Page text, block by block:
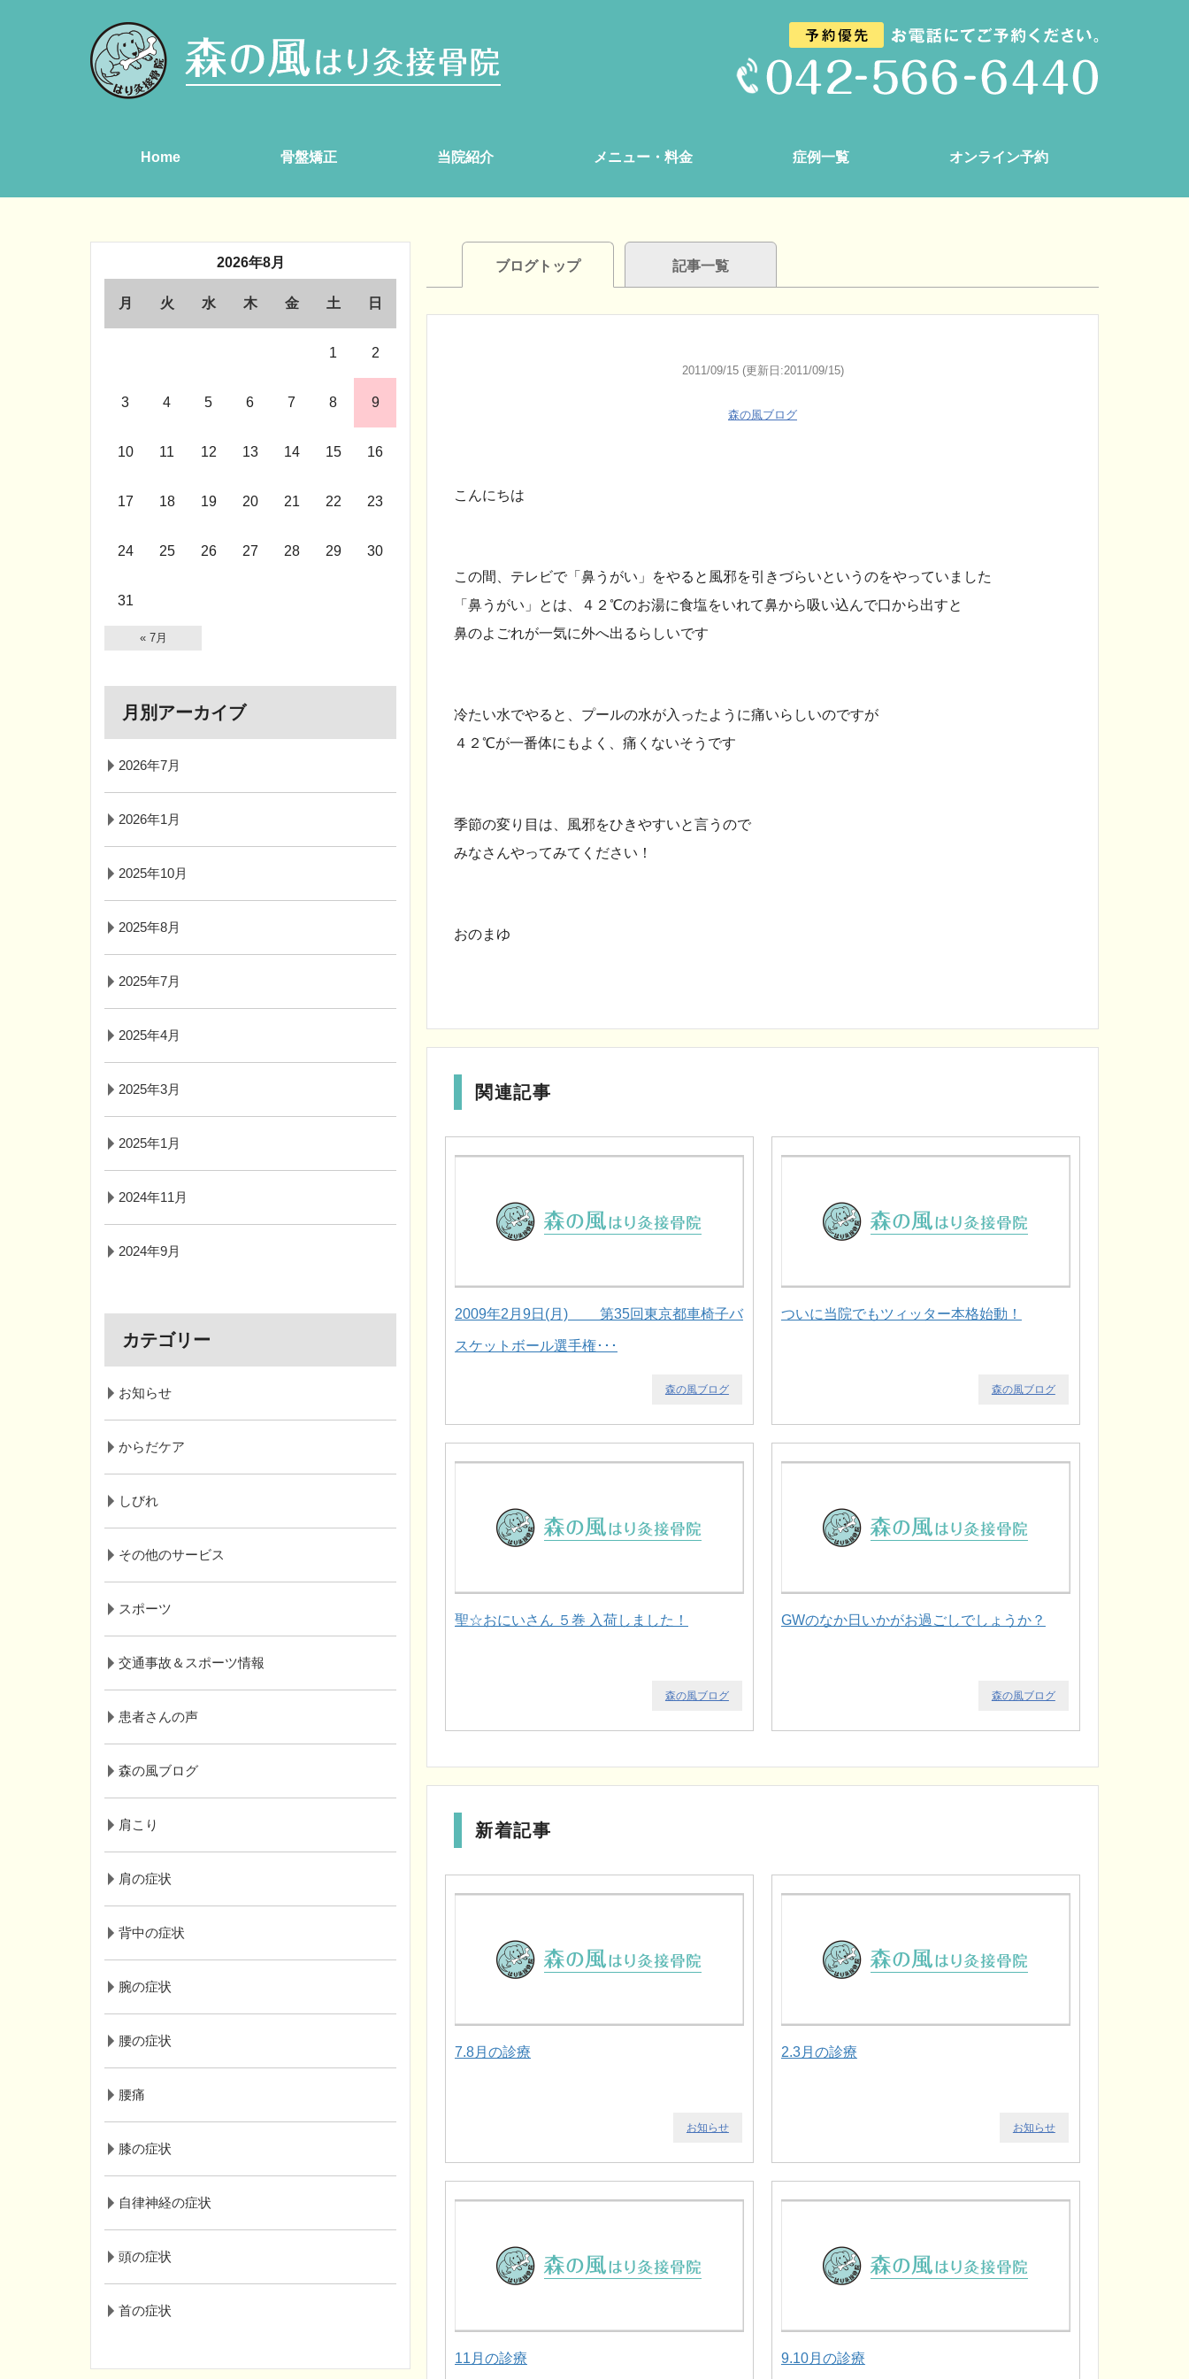
Home 骨盤矯正 当院紹介 メニュー・料金 症例一覧 オンライン予約
ブログトップ 記事一覧
2011/09/15 (更新日:2011/09/15)
森の風ブログ
こんにちは
この間、テレビで「鼻うがい」をやると風邪を引きづらいというのをやっていました
「鼻うがい」とは、４２℃のお湯に食塩をいれて鼻から吸い込んで口から出すと
鼻のよごれが一気に外へ出るらしいです
冷たい水でやると、プールの水が入ったように痛いらしいのですが
４２℃が一番体にもよく、痛くないそうです
季節の変り目は、風邪をひきやすいと言うので
みなさんやってみてください ！
おのまゆ
関連記事
2009年2月9日(月) 第35回東京都車椅子バ
スケットボール選手権･･･
森の風ブログ
ついに当院でもツィッター本格始動！
森の風ブログ
聖☆おにいさん ５巻 入荷しました！
森の風ブログ
GWのなか日いかがお過ごしでしょうか？
森の風ブログ
新着記事
7.8月の診療
お知らせ
2.3月の診療
お知らせ
11月の診療 9.10月の診療
2026年8月
月 火 水 木 金 土 日
1 2
3 4 5 6 7 8 9
10 11 12 13 14 15 16
17 18 19 20 21 22 23
24 25 26 27 28 29 30
31
« 7月
月別アーカイブ
2026年7月
2026年1月
2025年10月
2025年8月
2025年7月
2025年4月
2025年3月
2025年1月
2024年11月
2024年9月
カテゴリー
お知らせ
からだケア
しびれ
その他のサービス
スポーツ
交通事故＆スポーツ情報
患者さんの声
森の風ブログ
肩こり
肩の症状
背中の症状
腕の症状
腰の症状
腰痛
膝の症状
自律神経の症状
頭の症状
首の症状